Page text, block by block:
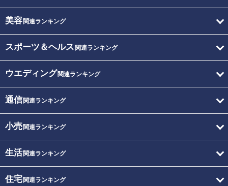
美容関連ランキング
スポーツ＆ヘルス 関連ランキング
ウエディング関連ランキング
通信関連ランキング
小売関連ランキング
生活関連ランキング
住宅関連ランキング